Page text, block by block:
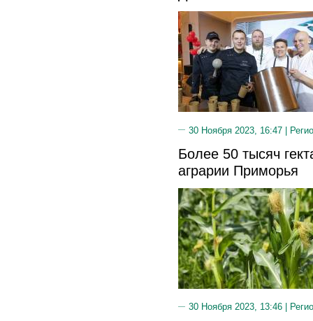
30 Ноября 2023, 16:47 |
Более 50 тысяч
аграрии Приморья
30 Ноября 2023, 13:46 |